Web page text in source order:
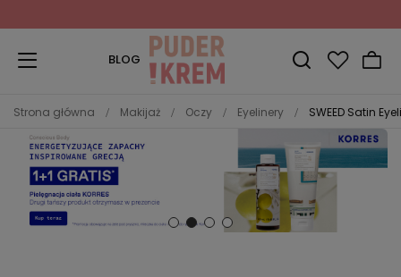
BLOG
Strona główna Makijaż Oczy Eyelinery SWEED Satin